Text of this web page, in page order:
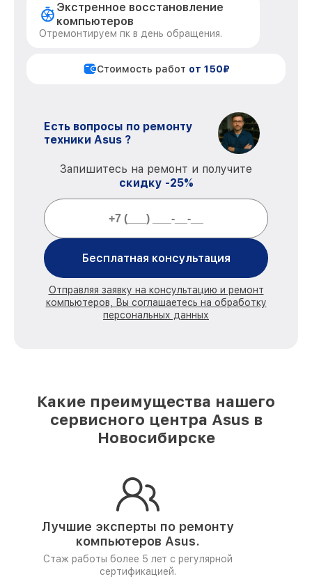
Экстренное восстановление
компьютеров
Отремонтируем пк в день обращения.
Стоимость работ от 150₽
Есть вопросы по ремонту
техники Asus ?
Запишитесь на ремонт и получите
скидку -25%
Бесплатная консультация
Отправляя заявку на консультацию и ремонт
компьютеров, Вы соглашаетесь на обработку
персональных данных
Какие преимущества нашего
сервисного центра Asus в
Новосибирске
Лучшие эксперты по ремонту
компьютеров Asus.
Стаж работы более 5 лет с регулярной
сертификацией.